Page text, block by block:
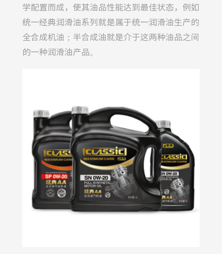
学配置而成，使其油品性能达到最佳状态，例如
统一经典润滑油系列就是属于统一润滑油生产的
全合成机油；半合成油就是介于这两种油品之间
的一种润滑油产品。